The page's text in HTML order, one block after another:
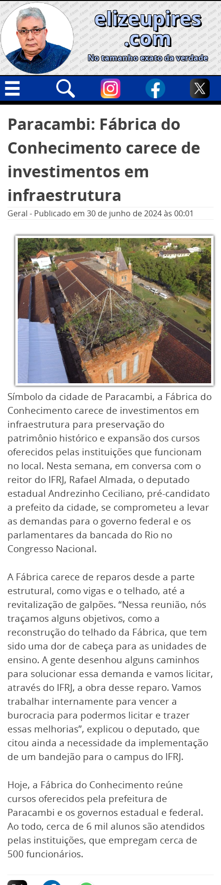
Skip
to
content
elizeupires
.com
No tamanho exato da verdade
Geral
Cidades
Política
Opinião
Informe especial
por:
Paracambi: Fábrica do
Conhecimento carece de
investimentos em
infraestrutura
Geral - Publicado em 30 de junho de 2024às 00:01
Símbolo da cidade de Paracambi, a Fábrica do
Conhecimento carece de investimentos em
infraestrutura para preservação do
patrimônio histórico e expansão dos cursos
oferecidos pelas instituições que funcionam
no local. Nesta semana, em conversa com o
reitor do IFRJ, Rafael Almada, o deputado
estadual Andrezinho Ceciliano, pré-candidato
a prefeito da cidade, se comprometeu a levar
as demandas para o governo federal e os
parlamentares da bancada do Rio no
Congresso Nacional.
A Fábrica carece de reparos desde a parte
estrutural, como vigas e o telhado, até a
revitalização de galpões. “Nessa reunião, nós
traçamos alguns objetivos, como a
reconstrução do telhado da Fábrica, que tem
sido uma dor de cabeça para as unidades de
ensino. A gente desenhou alguns caminhos
para solucionar essa demanda e vamos licitar,
através do IFRJ, a obra desse reparo. Vamos
trabalhar internamente para vencer a
burocracia para podermos licitar e trazer
essas melhorias”, explicou o deputado, que
citou ainda a necessidade da implementação
de um bandejão para o campus do IFRJ.
Hoje, a Fábrica do Conhecimento reúne
cursos oferecidos pela prefeitura de
Paracambi e os governos estadual e federal.
Ao todo, cerca de 6 mil alunos são atendidos
pelas instituições, que empregam cerca de
500 funcionários.